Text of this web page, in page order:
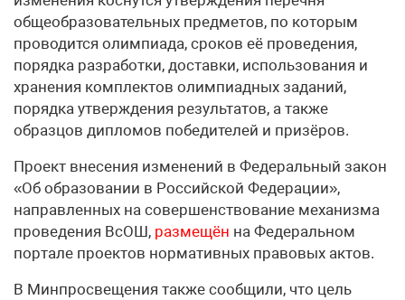
общеобразовательных предметов, по которым
проводится олимпиада, сроков её проведения,
порядка разработки, доставки, использования и
хранения комплектов олимпиадных заданий,
порядка утверждения результатов, а также
образцов дипломов победителей и призёров.
Проект внесения изменений в Федеральный закон
«Об образовании в Российской Федерации»,
направленных на совершенствование механизма
проведения ВсОШ, размещён на Федеральном
портале проектов нормативных правовых актов.
В Минпросвещения также сообщили, что цель